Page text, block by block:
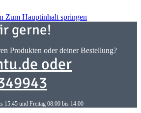
Zum Hauptinhalt springen
gerne!
Produkten oder deiner Bestellung?
oder
15:45 und Freitag 08:00 bis 14:00